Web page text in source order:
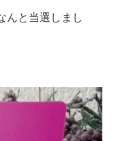
んと当選しまし